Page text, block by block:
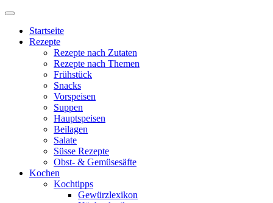
Startseite
Rezepte
Rezepte nach Zutaten
Rezepte nach Themen
Frühstück
Snacks
Vorspeisen
Suppen
Hauptspeisen
Beilagen
Salate
Süsse Rezepte
Obst- & Gemüsesäfte
Kochen
Kochtipps
Gewürzlexikon